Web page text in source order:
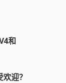
和
迎？